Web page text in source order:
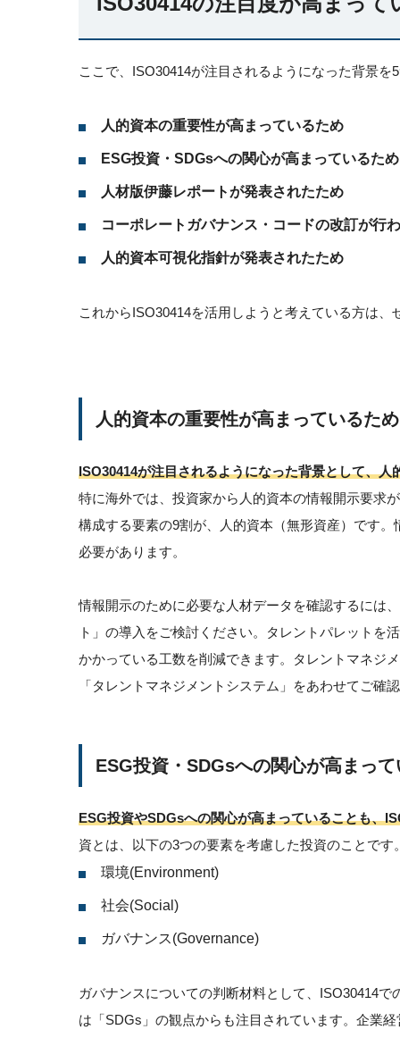
ここで、ISO30414が注目されるようになった背景を
人的資本の重要性が高まっているため
ESG投資・SDGsへの関心が高まっているため
人材版伊藤レポートが発表されたため
コーポレートガバナンス・コードの改訂が行
人的資本可視化指針が発表されたため
これからISO30414を活用しようと考えている方は、
人的資本の重要性が高まっているため
ISO30414が注目されるようになった背景として、
特に海外では、投資家から人的資本の情報開示要求
構成する要素の9割が、人的資本（無形資産）です
必要があります。
情報開示のために必要な人材データを確認するには
ト」の導入をご検討ください。タレントパレットを
かかっている工数を削減できます。タレントマネジ
「タレントマネジメントシステム」をあわせてご確
ESG投資・SDGsへの関心が高まっ
ESG投資やSDGsへの関心が高まっていることも、
資とは、以下の3つの要素を考慮した投資のことです
環境(Environment)
社会(Social)
ガバナンス(Governance)
ガバナンスについての判断材料として、ISO30414
は「SDGs」の観点からも注目されています。企業